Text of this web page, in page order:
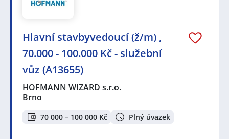
Hlavní stavbyvedoucí (ž/m) ,
70.000 - 100.000 Kč - služební
vůz (A13655)
HOFMANN WIZARD s.r.o.
Brno
70 000 – 100 000 Kč Plný úvazek